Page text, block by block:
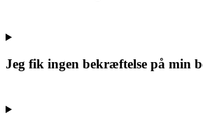
Jeg fik ingen bekræftelse på min